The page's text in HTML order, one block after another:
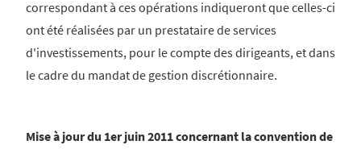
correspondant à ces opérations indiqueront que celles-ci
ont été réalisées par un prestataire de services
d'investissements, pour le compte des dirigeants, et dans
le cadre du mandat de gestion discrétionnaire.
Mise à jour du 1er juin 2011 concernant la convention de